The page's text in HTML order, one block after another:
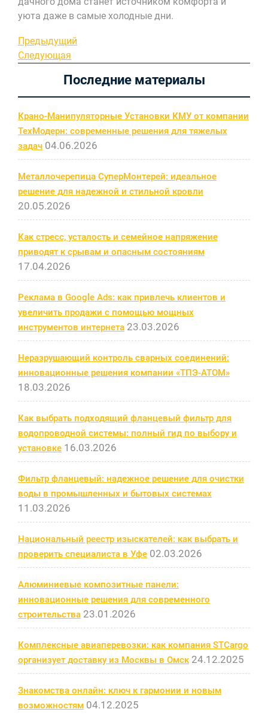
уюта даже в самые холодные дни.
Навигация
по
записям
Предыдущая
запись
Предыдущий
Следующая
Следующая
Последние материалы
Крано-Манипуляторные Установки КМУ от компании
ТехМодерн: современные решения для тяжелых
задач 04.06.2026
Металлочерепица СуперМонтерей: идеальное
решение для надежной и стильной кровли
20.05.2026
Как стресс, усталость и семейное напряжение
приводят к срывам и опасным состояниям
17.04.2026
Реклама в Google Ads: как привлечь клиентов и
увеличить продажи с помощью мощных
инструментов интернета 23.03.2026
Неразрушающий контроль сварных соединений:
инновационные решения компании «ТПЭ-АТОМ»
18.03.2026
Как выбрать подходящий фланцевый фильтр для
водопроводной системы: полный гид по выбору и
установке 16.03.2026
Фильтр фланцевый: надежное решение для очистки
воды в промышленных и бытовых системах
11.03.2026
Национальный реестр изыскателей: как выбрать и
проверить специалиста в Уфе 02.03.2026
Алюминиевые композитные панели:
инновационные решения для современного
строительства 23.01.2026
Комплексные авиаперевозки: как компания STCargo
организует доставку из Москвы в Омск 24.12.2025
Знакомства онлайн: ключ к гармонии и новым
возможностям 04.12.2025